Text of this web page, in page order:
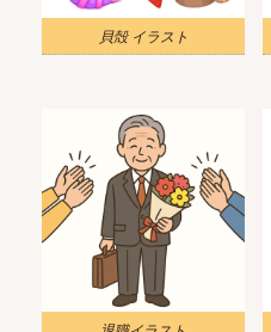
貝殻 イラスト